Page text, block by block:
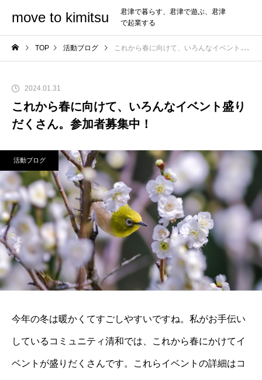
move to kimitsu
君津で暮らす、君津で遊ぶ、君津
で起業する
TOP 活動ブログ これから春に向けて、いろんなイベント盛りだくさん。参加者募集中！
2024.01.31
これから春に向けて、いろんなイベント盛り
だくさん。参加者募集中！
活動ブログ
今年の冬は暖かくてすごしやすいですね。私がお手伝い
しているコミュニティ清和では、これから春にかけてイ
ベントが盛りだくさんです。これらイベントの詳細はコ